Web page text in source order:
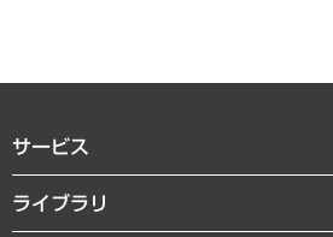
サービス
経営戦略
組織・人事戦略
ライブラリ